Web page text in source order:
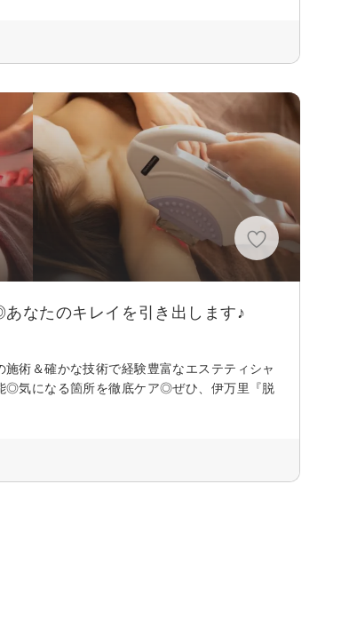
なたのキレイを引き出します♪
術＆確かな技術で経験豊富なエステティシャ
◎気になる箇所を徹底ケア◎ぜひ、伊万里『脱